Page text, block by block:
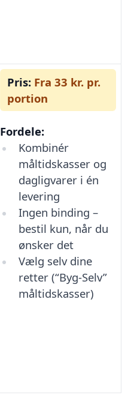
Pris: Fra 33 kr. pr.
portion
Fordele:
Kombinér
måltidskasser og
dagligvarer i én
levering
Ingen binding –
bestil kun, når du
ønsker det
Vælg selv dine
retter (“Byg-Selv”
måltidskasser)